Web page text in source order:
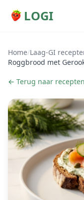
LOGI
Home/Laag-GI
Roggbrood met
← Terug naar recepten